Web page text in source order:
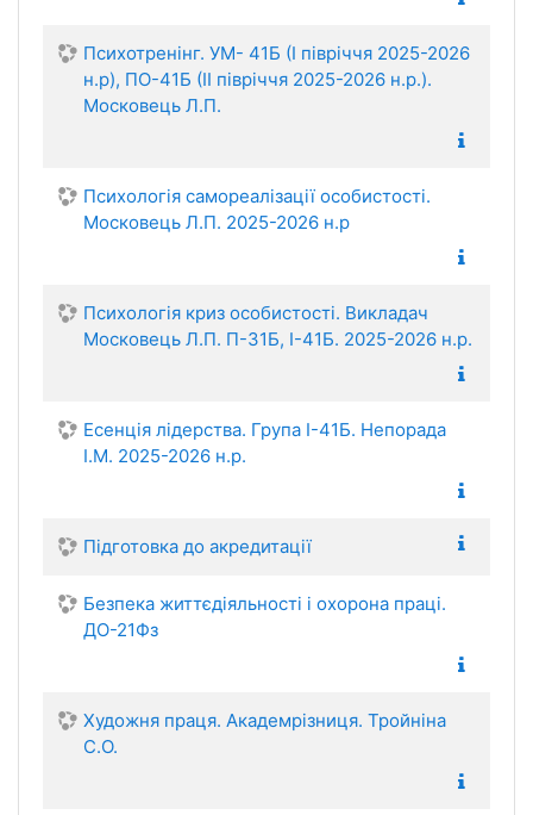
Психотренінг. УМ- 41Б (І півріччя 2025-2026
н.р), ПО-41Б (ІІ півріччя 2025-2026 н.р.).
Московець Л.П.
Психологія самореалізації особистості.
Московець Л.П. 2025-2026 н.р
Психологія криз особистості. Викладач
Московець Л.П. П-31Б, І-41Б. 2025-2026 н.р.
Есенція лідерства. Група І-41Б. Непорада
І.М. 2025-2026 н.р.
Підготовка до акредитації
Безпека життєдіяльності і охорона праці.
ДО-21Фз
Художня праця. Академрізниця. Тройніна
С.О.